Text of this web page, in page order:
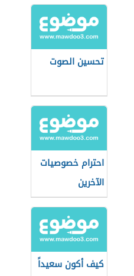
تحسين الصوت
احترام خصوصيات
الآخرين
كيف أكون سعيداً